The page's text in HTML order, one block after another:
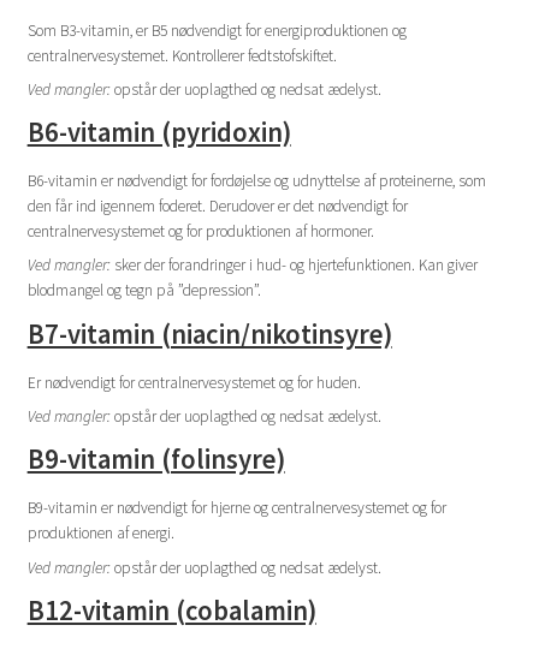
Som B3-vitamin, er B5 nødvendigt for energiproduktionen og
centralnervesystemet. Kontrollerer fedtstofskiftet.
Ved mangler:opstår der uoplagthed og nedsat ædelyst.
B6-vitamin (pyridoxin)
B6-vitamin er nødvendigt for fordøjelse og udnyttelse af proteinerne, som
den får ind igennem foderet. Derudover er det nødvendigt for
centralnervesystemet og for produktionen af hormoner.
Ved mangler:sker der forandringer i hud- og hjertefunktionen. Kan giver
blodmangel og tegn på ”depression”.
B7-vitamin (niacin/nikotinsyre)
Er nødvendigt for centralnervesystemet og for huden.
Ved mangler:opstår der uoplagthed og nedsat ædelyst.
B9-vitamin (folinsyre)
B9-vitamin er nødvendigt for hjerne og centralnervesystemet og for
produktionen af energi.
Ved mangler:opstår der uoplagthed og nedsat ædelyst.
B12-vitamin (cobalamin)